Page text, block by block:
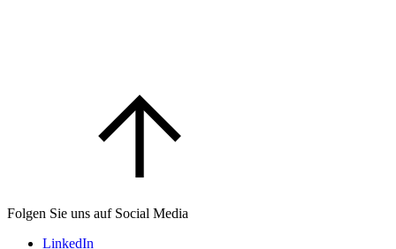
Folgen Sie uns auf Social Media
LinkedIn